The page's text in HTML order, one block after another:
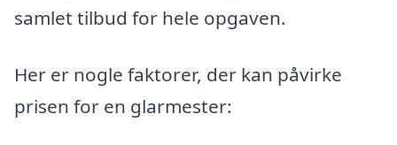
samlet tilbud for hele opgaven.
Her er nogle faktorer, der kan påvirke
prisen for en glarmester: